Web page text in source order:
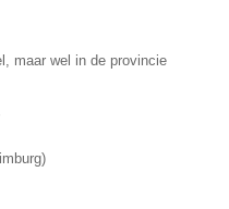
maar wel in de provincie
)